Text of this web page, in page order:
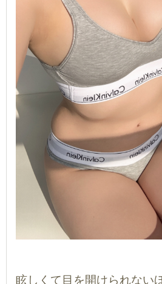
眩しくて目を開けられない